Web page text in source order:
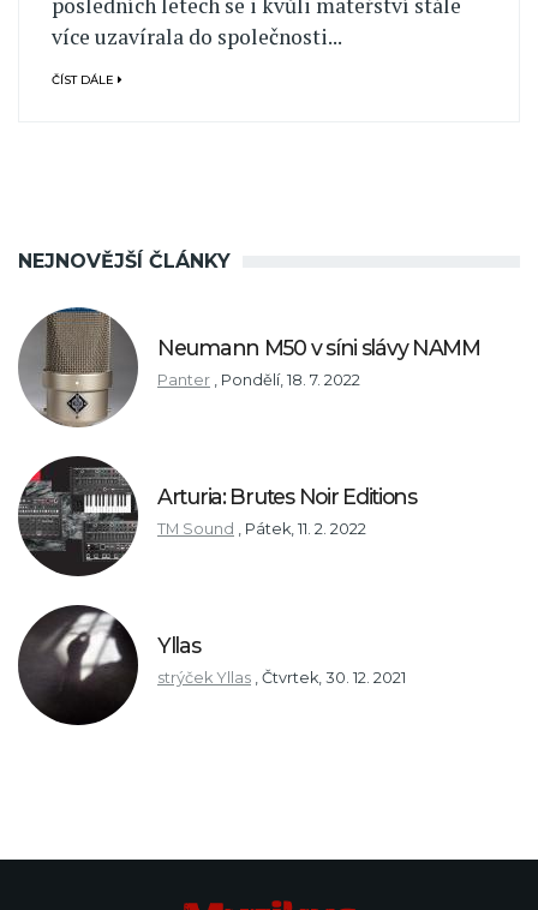
posledních letech se i kvůli mateřství stále
více uzavírala do společnosti...
ČÍST DÁLE
NEJNOVĚJŠÍ ČLÁNKY
Neumann M50 v síni slávy NAMM
Panter , Pondělí, 18. 7. 2022
Arturia: Brutes Noir Editions
TM Sound , Pátek, 11. 2. 2022
Yllas
strýček Yllas , Čtvrtek, 30. 12. 2021